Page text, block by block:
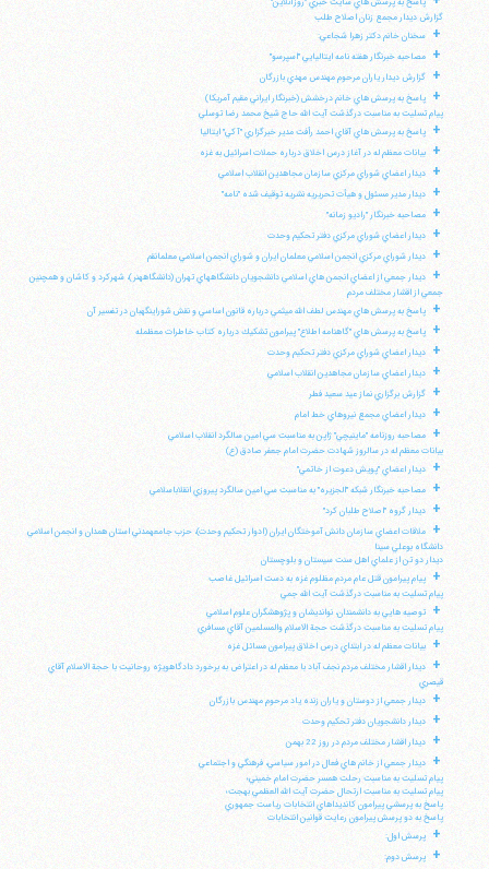
گزارش ديدار مجمع زنان اصلاح طلب
+ سخنان خانم دكتر زهرا شجاعي:
+ مصاحبه خبرنگار هفته نامه ايتاليايي "اسپرسو"
+ گزارش ديدار ياران مرحوم مهندس مهدي بازرگان
+
پاسخ به پرسش هاي خانم درخشش (خبرنگار ايراني مقيم آمريكا)
پيام تسليت به مناسبت درگذشت آيت الله حاج شيخ محمد رضا توسلي
+ پاسخ به پرسش هاي آقاي احمد رأفت مدير خبرگزاري "آكي" ايتاليا
+ بيانات معظم له در آغاز درس اخلاق درباره حملات اسرائيل به غزه
+ ديدار اعضاي شوراي مركزي سازمان مجاهدين انقلاب اسلامي
+ ديدار مدير مسئول و هيأت تحريريه نشريه توقيف شده "نامه"
+ مصاحبه خبرنگار "راديو زمانه"
+ ديدار اعضاي شوراي مركزي دفتر تحكيم وحدت
+ ديدار شوراي مركزي انجمن اسلامي معلمان ايران و شوراي انجمن اسلامي معلمانقم
+
ديدار جمعي از اعضاي انجمن هاي اسلامي دانشجويان دانشگاههاي تهران (دانشگاههنر)، شهركرد و كاشان و همچنين
جمعي از اقشار مختلف مردم
+ پاسخ به پرسش هاي مهندس لطف الله ميثمي درباره قانون اساسي و نقش شوراينگهبان در تفسير آن
+ پاسخ به پرسش هاي "گاهنامه اطلاع" پيرامون تشكيك درباره كتاب خاطرات معظمله
+ ديدار اعضاي شوراي مركزي دفتر تحكيم وحدت
+ ديدار اعضاي سازمان مجاهدين انقلاب اسلامي
+ گزارش برگزاري نماز عيد سعيد فطر
+ ديدار اعضاي مجمع نيروهاي خط امام
+
مصاحبه روزنامه "ماينيچي" ژاپن به مناسبت سي امين سالگرد انقلاب اسلامي
بيانات معظم له در سالروز شهادت حضرت امام جعفر صادق (ع)
+ ديدار اعضاي "پويش دعوت از خاتمي"
+ مصاحبه خبرنگار شبكه "الجزيره" به مناسبت سي امين سالگرد پيروزي انقلاباسلامي
+ ديدار گروه "اصلاح طلبان كرد"
+
ملاقات اعضاي سازمان دانش آموختگان ايران (ادوار تحكيم وحدت)، حزب جامعهمدني استان همدان و انجمن اسلامي
دانشگاه بوعلي سينا
ديدار دو تن از علماي اهل سنت سيستان و بلوچستان
+
پيام پيرامون قتل عام مردم مظلوم غزه به دست اسرائيل غاصب
پيام تسليت به مناسبت درگذشت آيت الله جمي
+
توصيه هايي به دانشمندان، نوانديشان و پژوهشگران علوم اسلامي
پيام تسليت به مناسبت درگذشت حجة الاسلام والمسلمين آقاي مسافري
+ بيانات معظم له در ابتداي درس اخلاق پيرامون مسائل غزه
+
ديدار اقشار مختلف مردم نجف آباد با معظم له در اعتراض به برخورد دادگاهويژه روحانيت با حجة الاسلام آقاي
قيصري
+ ديدار جمعي از دوستان و ياران زنده ياد مرحوم مهندس بازرگان
+ ديدار دانشجويان دفتر تحكيم وحدت
+ ديدار اقشار مختلف مردم در روز 22 بهمن
+
ديدار جمعي از خانم هاي فعال در امور سياسي، فرهنگي و اجتماعي
پيام تسليت به مناسبت رحلت همسر حضرت امام خميني؛
پيام تسليت به مناسبت ارتحال حضرت آيت الله العظمي بهجت؛
پاسخ به پرسشي پيرامون كانديداهاي انتخابات رياست جمهوري
پاسخ به دو پرسش پيرامون رعايت قوانين انتخابات
+ پرسش اول:
+ پرسش دوم: